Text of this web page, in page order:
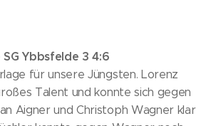
Ybbsfelde 3 4:6
für unsere Jüngsten. Lorenz
Talent und konnte sich gegen
Aigner und Christoph Wagner klar